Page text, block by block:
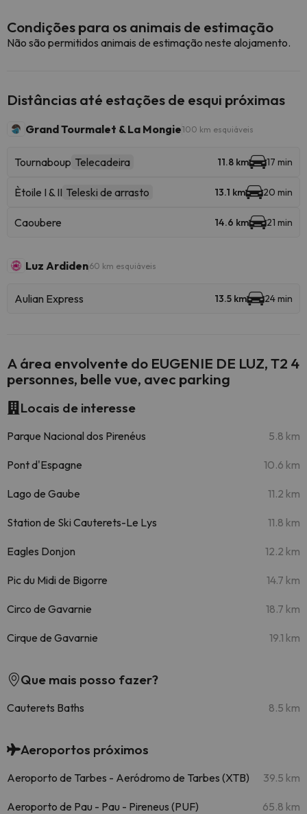
Condições para os animais de estimação
Não são permitidos animais de estimação neste alojamento.
Distâncias até estações de esqui próximas
Grand Tourmalet & La Mongie100 km esquiáveis
Tournaboup Telecadeira 11.8 km 17 min
Ètoile I & II Teleski de arrasto 13.1 km 20 min
Caoubere 14.6 km 21 min
Luz Ardiden60 km esquiáveis
Aulian Express 13.5 km 24 min
A área envolvente do EUGENIE DE LUZ, T2 4
personnes, belle vue, avec parking
Locais de interesse
Parque Nacional dos Pirenéus 5.8 km
Pont d'Espagne 10.6 km
Lago de Gaube 11.2 km
Station de Ski Cauterets-Le Lys 11.8 km
Eagles Donjon 12.2 km
Pic du Midi de Bigorre 14.7 km
Circo de Gavarnie 18.7 km
Cirque de Gavarnie 19.1 km
Que mais posso fazer?
Cauterets Baths 8.5 km
Aeroportos próximos
Aeroporto de Tarbes - Aeródromo de Tarbes (XTB) 39.5 km
Aeroporto de Pau - Pau - Pireneus (PUF) 65.8 km